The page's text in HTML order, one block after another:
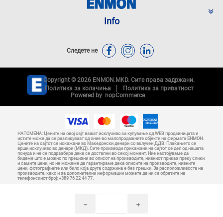
i
h
Info
Следете не
Copyright © 2026 ENMON.MKD. Сите права задржани.
Политика за колачиња
Политика за приватност
Powered by nopCommerce
НАПОМЕНА: Цените на овој сајт важат исклучиво за купување од WEB продавницата и
истите може да се разликуваат од оние во малопродажните објекти на фирмата ЕНМОН.
Цените на сајтот се искажани во Македонски денари со вклучен ДДВ. Плаќањето се
врши исклучиво во денари (МКД). Сите производи прикажани на сајтот се дел од нашата
понуда и не се подразбира дека се достапни во секој момент. Ние настојуваме да
бидеме што е можно по прецизни во описот на производите, нивниот приказ преку слики
и самите цени, но не можеме да гарантираме дека описите на производите, нивните
цени, фотографиите или било која друга содржина е без грешки. За расположливоста на
производите, како и за дополнителни информации можете да ни се обратите на
телефонскиот број: +389 76 22 44 77.